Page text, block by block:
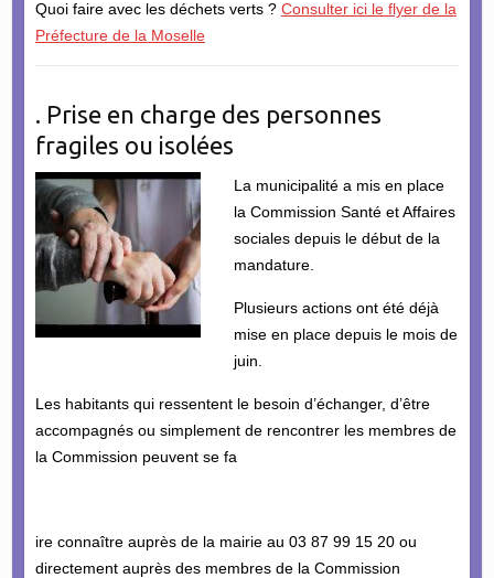
Quoi faire avec les déchets verts ? Consulter ici le flyer de la
Préfecture de la Moselle
. Prise en charge des personnes
fragiles ou isolées
La municipalité a mis en place
la Commission Santé et Affaires
sociales depuis le début de la
mandature.
Plusieurs actions ont été déjà
mise en place depuis le mois de
juin.
Les habitants qui ressentent le besoin d’échanger, d’être
accompagnés ou simplement de rencontrer les membres de
la Commission peuvent se fa
ire connaître auprès de la mairie au 03 87 99 15 20 ou
directement auprès des membres de la Commission